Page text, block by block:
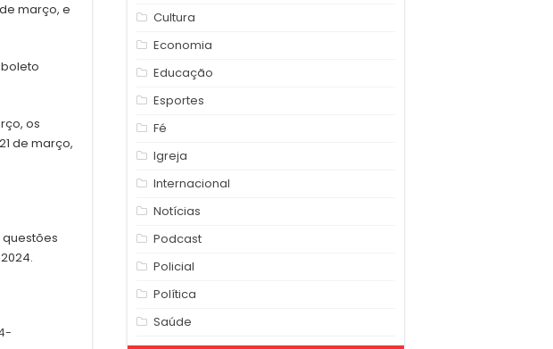
março, e
os
de março,
Cultura
Economia
Educação
Esportes
Fé
Igreja
Internacional
Notícias
Podcast
Policial
Política
Saúde